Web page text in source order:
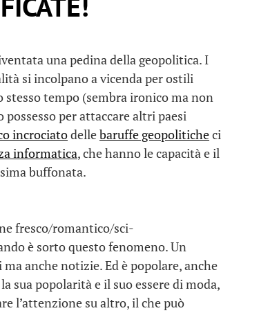
una pedina della geopolitica. I
si incolpano a vicenda per ostili
tempo (sembra ironico ma non
possesso per attaccare altri paesi
incrociatodellebaruffe geopoliticheci
informatica, che hanno le capacità e il
buffonata.
fresco/romantico/sci-
è sorto questo fenomeno. Un
anche notizie. Ed è popolare, anche
sua popolarità e il suo essere di moda,
l’attenzione su altro, il che può